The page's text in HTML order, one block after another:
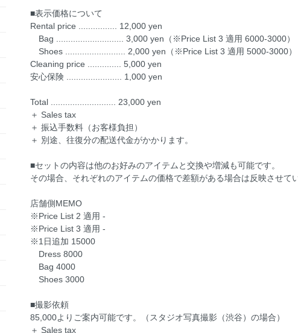
■表示価格について
Rental price ................ 12,000 yen
Bag ............................ 3,000 yen（※Price List 3 適用 6000-3000）
Shoes ......................... 2,000 yen（※Price List 3 適用 5000-3000）
Cleaning price .............. 5,000 yen
安心保険 ....................... 1,000 yen
Total ........................... 23,000 yen
＋ Sales tax
＋ 振込手数料（お客様負担）
＋ 別途、往復分の配送代金がかかります。
■セットの内容は他のお好みのアイテムと交換や増減も可能です。
その場合、それぞれのアイテムの価格で差額がある場合は反映させて
店舗側MEMO
※Price List 2 適用 -
※Price List 3 適用 -
※1日追加 15000
Dress 8000
Bag 4000
Shoes 3000
■撮影依頼
85,000よりご案内可能です。（スタジオ写真撮影（渋谷）の場合）
＋ Sales tax